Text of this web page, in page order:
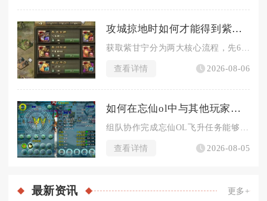
攻城掠地时如何才能得到紫甘宁
查看详情 2026-08-06
如何在忘仙ol中与其他玩家共同完成飞升任务
查看详情 2026-08-05
最新资讯 更多+